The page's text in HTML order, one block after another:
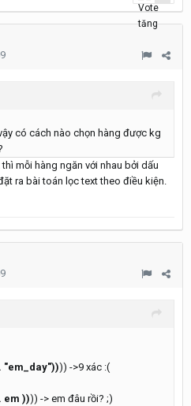
có cách nào chọn hàng được kg
mỗi hàng ngăn với nhau bởi dấu
ra bài toán lọc text theo điều kiện.
"em_day")))) ->9 xác :(
em )))) -> em đâu rồi? ;)